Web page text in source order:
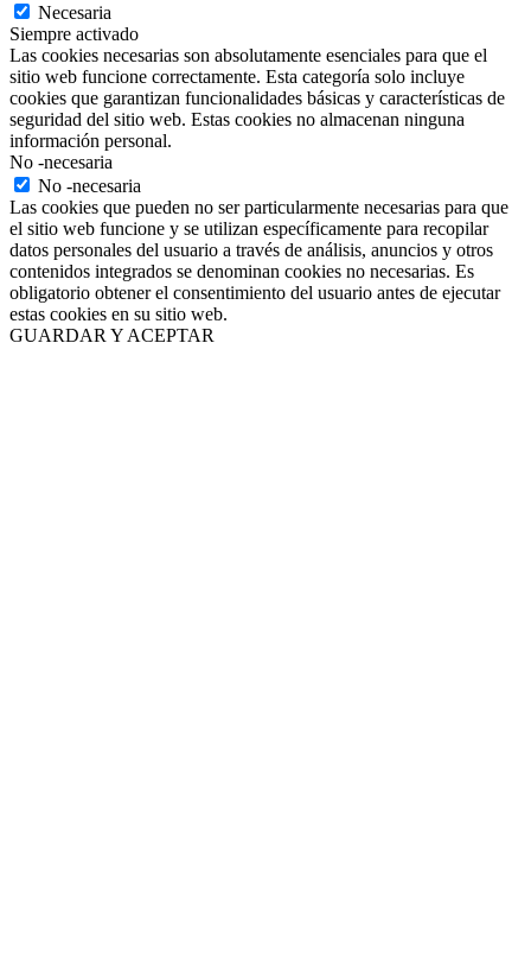
Necesaria
Siempre activado
Las cookies necesarias son absolutamente esenciales para que el
sitio web funcione correctamente. Esta categoría solo incluye
cookies que garantizan funcionalidades básicas y características de
seguridad del sitio web. Estas cookies no almacenan ninguna
información personal.
No -necesaria
No -necesaria
Las cookies que pueden no ser particularmente necesarias para que
el sitio web funcione y se utilizan específicamente para recopilar
datos personales del usuario a través de análisis, anuncios y otros
contenidos integrados se denominan cookies no necesarias. Es
obligatorio obtener el consentimiento del usuario antes de ejecutar
estas cookies en su sitio web.
GUARDAR Y ACEPTAR